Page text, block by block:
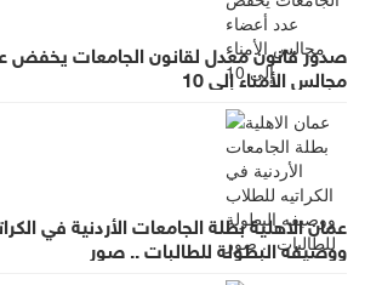
صدور قانون معدل لقانون الجامعات يخفض
مجالس الأمناء إلى 10
عمان الاهلية بطلة الجامعات الأردنية في
ووصيفه البطولة للطالبات .. صور